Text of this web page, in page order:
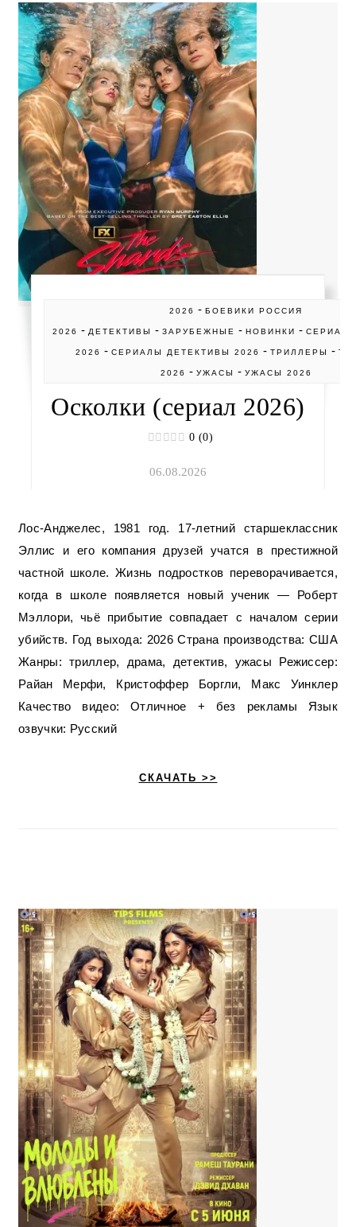
2026 -БОЕВИКИ РОССИЯ
2026 - ДЕТЕКТИВЫ -ЗАРУБЕЖНЫЕ -НОВИНКИ -
2026 -СЕРИАЛЫ ДЕТЕКТИВЫ 2026 -ТРИЛЛЕРЫ -
2026 - УЖАСЫ - УЖАСЫ 2026
Осколки (сериал 2026)
0 (0)
06.08.2026
Лос-Анджелес, 1981 год. 17-летний старшеклассник
Эллис и его компания друзей учатся в престижной
частной школе. Жизнь подростков переворачивается,
когда в школе появляется новый ученик — Роберт
Мэллори, чьё прибытие совпадает с началом серии
убийств. Год выхода: 2026 Страна производства: США
Жанры: триллер, драма, детектив, ужасы Режиссер:
Райан Мерфи, Кристоффер Боргли, Макс Уинклер
Качество видео: Отличное + без рекламы Язык
озвучки: Русский
СКАЧАТЬ >>